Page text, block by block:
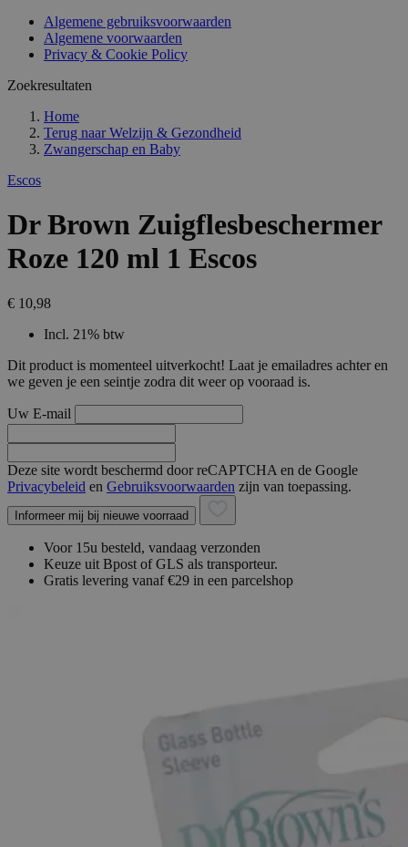
Algemene gebruiksvoorwaarden
Algemene voorwaarden
Privacy & Cookie Policy
Zoekresultaten
Home
Terug naar Welzijn & Gezondheid
Zwangerschap en Baby
Escos
Dr Brown Zuigflesbeschermer
Roze 120 ml 1 Escos
€ 10,98
Incl. 21% btw
Dit product is momenteel uitverkocht! Laat je emailadres achter en
we geven je een seintje zodra dit weer op vooraad is.
Uw E-mail
Deze site wordt beschermd door reCAPTCHA en de Google
Privacybeleid en Gebruiksvoorwaarden zijn van toepassing.
Informeer mij bij nieuwe voorraad
Voor 15u besteld, vandaag verzonden
Keuze uit Bpost of GLS als transporteur.
Gratis levering vanaf €29 in een parcelshop